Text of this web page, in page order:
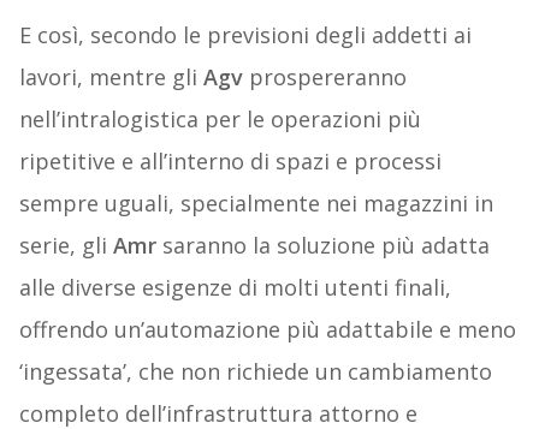
E così, secondo le previsioni degli addetti ai
lavori, mentre gli Agvprospereranno
nell’intralogistica per le operazioni più
ripetitive e all’interno di spazi e processi
sempre uguali, specialmente nei magazzini in
serie, gli Amrsaranno la soluzione più adatta
alle diverse esigenze di molti utenti finali,
offrendo un’automazione più adattabile e meno
‘ingessata’, che non richiede un cambiamento
completo dell’infrastruttura attorno e